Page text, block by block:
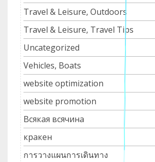
Travel & Leisure, Outdoors
Travel & Leisure, Travel Tips
Uncategorized
Vehicles, Boats
website optimization
website promotion
Всякая всячина
кракен
การวางแผนการเดินทาง